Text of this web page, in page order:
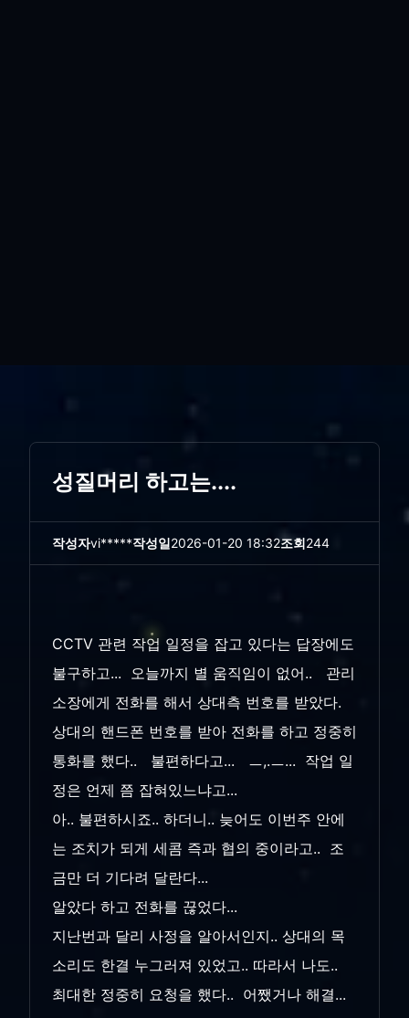
성질머리 하고는....
작성자vi*****작성일2026-01-20 18:32조회244
CCTV 관련 작업 일정을 잡고 있다는 답장에도
불구하고... 오늘까지 별 움직임이 없어.. 관리
소장에게 전화를 해서 상대측 번호를 받았다.
상대의 핸드폰 번호를 받아 전화를 하고 정중히
통화를 했다.. 불편하다고... ㅡ,.ㅡ... 작업 일
정은 언제 쯤 잡혀있느냐고...
아.. 불편하시죠.. 하더니.. 늦어도 이번주 안에
는 조치가 되게 세콤 즉과 협의 중이라고.. 조
금만 더 기다려 달란다...
알았다 하고 전화를 끊었다...
지난번과 달리 사정을 알아서인지.. 상대의 목
소리도 한결 누그러져 있었고.. 따라서 나도..
최대한 정중히 요청을 했다.. 어쨌거나 해결...